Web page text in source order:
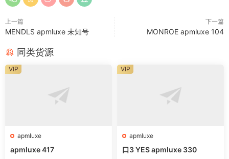
上一篇
MENDLS apmluxe 未知号
下一篇
MONROE apmluxe 104
同类货源
apmluxe
apmluxe 417
VIP
apmluxe
口3 YES apmluxe 330
VIP